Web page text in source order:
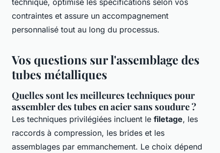
contraintes et assure un accompagnement
personnalisé tout au long du processus.
Vos questions sur l'assemblage des
tubes métalliques
Quelles sont les meilleures techniques pour
assembler des tubes en acier sans soudure ?
Les techniques privilégiées incluent le filetage, les
raccords à compression, les brides et les
assemblages par emmanchement. Le choix dépend